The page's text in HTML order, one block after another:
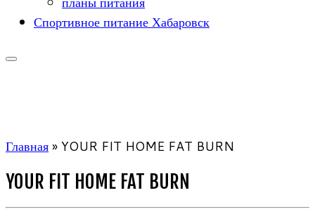
Спортивное питание Хабаровск
Главная»YOUR FIT HOME FAT BURN
YOUR FIT HOME FAT BURN